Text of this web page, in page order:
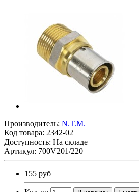
Производитель: N.T.M.
Код товара: 2342-02
Доступность: На складе
Артикул: 700V201/220
155 руб